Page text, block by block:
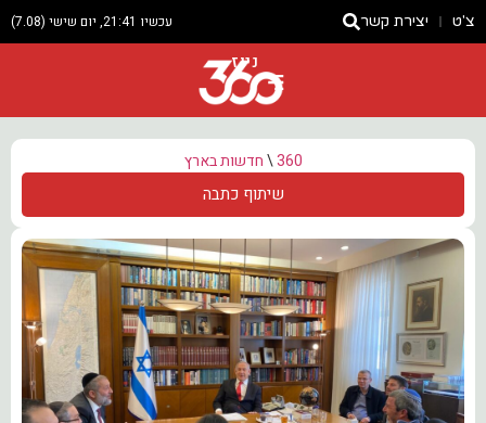
צ'ט יצירת קשר עכשיו 21:41, יום שישי (7.08)
ניוז
360
\חדשות בארץ
שיתוף כתבה